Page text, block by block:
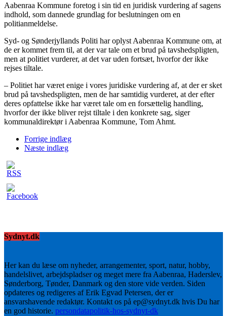
Aabenraa Kommune foretog i sin tid en juridisk vurdering af sagens
indhold, som dannede grundlag for beslutningen om en
politianmeldelse.
Syd- og Sønderjyllands Politi har oplyst Aabenraa Kommune om, at
de er kommet frem til, at der var tale om et brud på tavshedspligten,
men at politiet vurderer, at det var uden fortsæt, hvorfor der ikke
rejses tiltale.
– Politiet har været enige i vores juridiske vurdering af, at der er sket
brud på tavshedspligten, men de har samtidig vurderet, at der efter
deres opfattelse ikke har været tale om en forsættelig handling,
hvorfor der ikke bliver rejst tiltale i den konkrete sag, siger
kommunaldirektør i Aabenraa Kommune, Tom Ahmt.
Forrige indlæg
Næste indlæg
Sydnyt.dk
Her kan du læse om nyheder, arrangementer, sport, natur, hobby,
handelslivet, arbejdspladser og meget mere fra Aabenraa, Haderslev,
Sønderborg, Tønder, Danmark og den store vide verden. Siden
opdateres og redigeres af Erik Egvad Petersen, der er
ansvarshavende redaktør. Kontakt os på ep@sydnyt.dk hvis Du har
en god historie. persondatapolitik-hos-sydnyt-dk